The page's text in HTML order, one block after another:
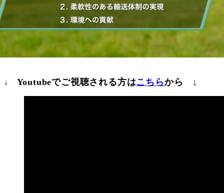
↓ Youtubeでご視聴される方はこちらから ↓